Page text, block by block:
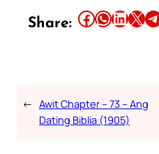
Share: Share this article on Facebook Share this article on WhatsApp Share this article on LinkedIn Share this article on X Share this article on Telegram
← Awit Chapter – 73 – Ang
Dating Biblia (1905)